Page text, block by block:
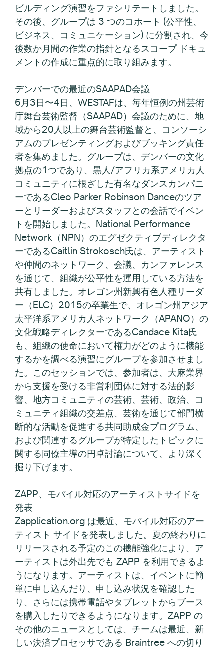
ビルディング演習をファシリテートしました。
その後、グループは 3 つのコホート (公平性、
ビジネス、コミュニケーション) に分割され、今
後数か月間の作業の指針となるスコープ ドキュ
メントの作成に重点的に取り組みます。
デンバーでの最近のSAAPAD会議
6月3日〜4日、WESTAFは、毎年恒例の州芸術
庁舞台芸術監督（SAAPAD）会議のために、地
域から20人以上の舞台芸術監督と、コンソーシ
アムのプレゼンティングおよびブッキング責任
者を集めました。グループは、デンバーの文化
拠点の1つであり、黒人/アフリカ系アメリカ人
コミュニティに根ざした有名なダンスカンパニ
ーであるCleo Parker Robinson Danceのツア
ーとリーダーおよびスタッフとの会話でイベン
トを開始しました。National Performance
Network（NPN）のエグゼクティブディレクタ
ーであるCaitlin Strokosch氏は、アーティスト
や仲間のネットワーク、会議、カンファレンス
を通じて、組織が公平性を運用している方法を
共有しました。オレゴン州新興有色人種リーダ
ー（ELC）2015の卒業生で、オレゴン州アジア
太平洋系アメリカ人ネットワーク（APANO）の
文化戦略ディレクターであるCandace Kita氏
も、組織の使命において権力がどのように機能
するかを調べる演習にグループを参加させまし
た。このセッションでは、参加者は、大麻業界
から支援を受ける非営利団体に対する法的影
響、地方コミュニティの芸術、芸術、政治、コ
ミュニティ組織の交差点、芸術を通じて部門横
断的な活動を促進する共同助成金プログラム、
および関連するグループが特定したトピックに
関する同僚主導の円卓討論について、より深く
掘り下げます。
ZAPP、モバイル対応のアーティストサイドを
発表
Zapplication.org は最近、モバイル対応のアー
ティスト サイドを発表しました。夏の終わりに
リリースされる予定のこの機能強化により、ア
ーティストは外出先でも ZAPP を利用できるよ
うになります。アーティストは、イベントに簡
単に申し込んだり、申し込み状況を確認した
り、さらには携帯電話やタブレットからブース
を購入したりできるようになります。ZAPP の
その他のニュースとしては、チームは最近、新
しい決済プロセッサである Braintree への切り